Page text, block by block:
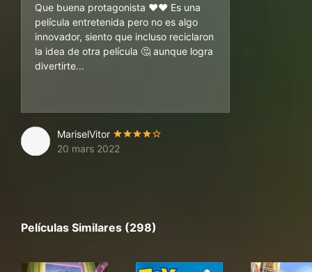
Que buena protagonista ❤️❤️ Es una
película entretenida pero no es algo
innovador, siento que incluso reciclaron
la idea de otra película 🤔 aunque logra
divertirte...
MariselVitor
20 mars 2022
Películas Similares (298)